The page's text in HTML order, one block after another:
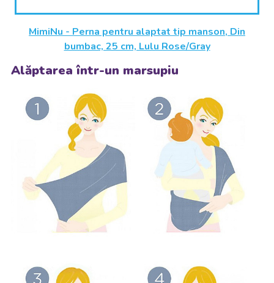
MimiNu - Perna pentru alaptat tip manson, Din
bumbac, 25 cm, Lulu Rose/Gray
Alăptarea într-un marsupiu